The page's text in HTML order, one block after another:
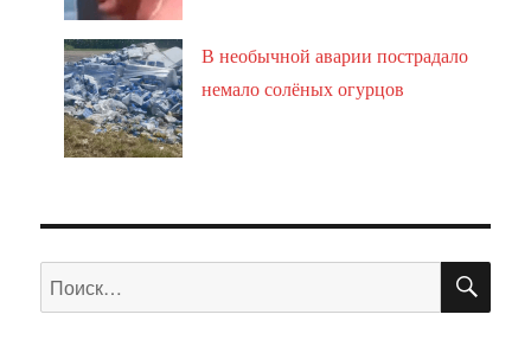
В необычной аварии пострадало
немало солёных огурцов
Искать: